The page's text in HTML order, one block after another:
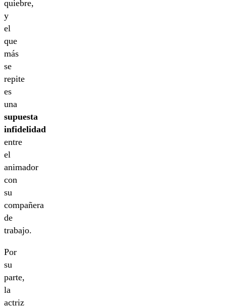
quiebre,
y
el
que
más
se
repite
es
una
supuesta
infidelidad
entre
el
animador
con
su
compañera
de
trabajo.
Por
su
parte,
la
actriz